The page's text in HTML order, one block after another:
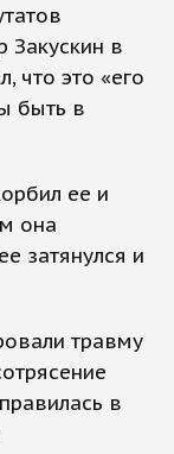
Закускин в
что это «его
быть в
ее и
она
затянулся и
травму
в